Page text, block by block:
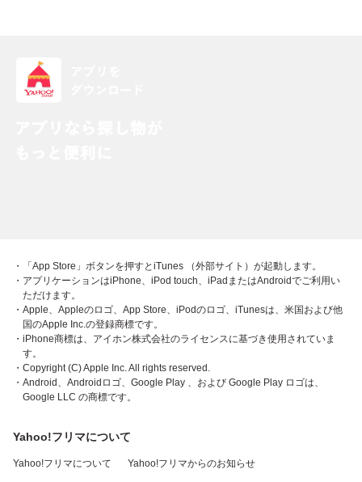
・「App Store」ボタンを押すとiTunes （外部サイト）が起動します。
・アプリケーションはiPhone、iPod touch、iPadまたはAndroidでご利用い
ただけます。
・Apple、Appleのロゴ、App Store、iPodのロゴ、iTunesは、米国および他
国のApple Inc.の登録商標です。
・iPhone商標は、アイホン株式会社のライセンスに基づき使用されていま
す。
・Copyright (C) Apple Inc. All rights reserved.
・Android、Androidロゴ、Google Play 、および Google Play ロゴは、
Google LLC の商標です。
Yahoo!フリマについて
Yahoo!フリマについて Yahoo!フリマからのお知らせ